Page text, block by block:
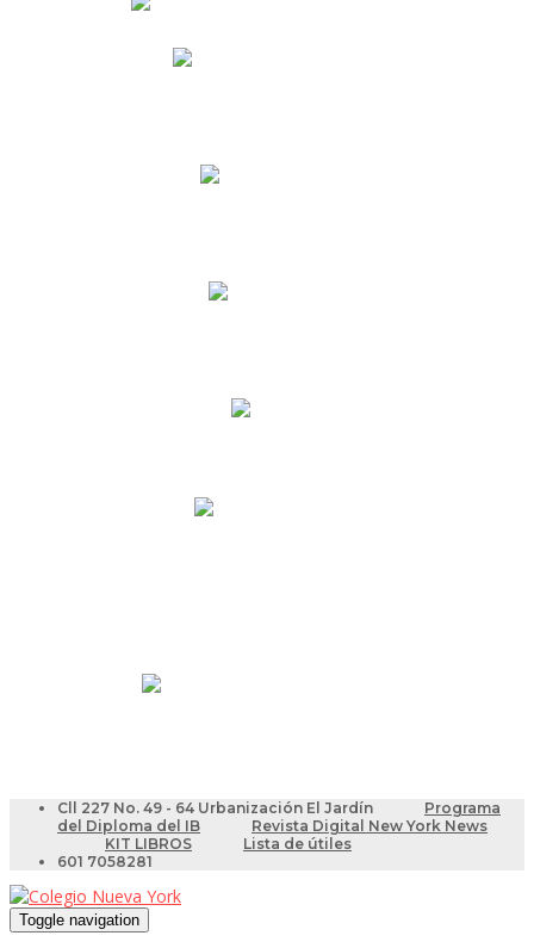
Cll 227 No. 49 - 64 Urbanización El Jardín
Programa
del Diploma del IB
Revista Digital New York News
KIT LIBROS
Lista de útiles
601 7058281
Toggle navigation